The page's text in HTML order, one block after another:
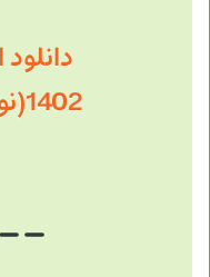
1402(نوبت صبح) +پاسخ